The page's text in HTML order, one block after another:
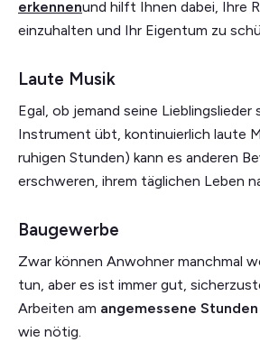
erkennenund hilft Ihnen dabei, Ihre
einzuhalten und Ihr Eigentum zu
Laute Musik
Egal, ob jemand seine Lieblingslieder
Instrument übt, kontinuierlich laute
ruhigen Stunden) kann es anderen
erschweren, ihrem täglichen Leben
Baugewerbe
Zwar können Anwohner manchmal
tun, aber es ist immer gut,
Arbeiten am angemessene Stunden
wie nötig.